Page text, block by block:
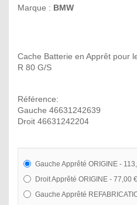
Marque : BMW
Cache Batterie en Apprêt pour
R 80 G/S
Référence:
Gauche 46631242639
Droit 46631242204
Gauche Apprêté ORIGINE -
Droit Apprêté ORIGINE - 77,00 €
Gauche Apprêté